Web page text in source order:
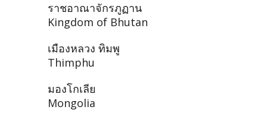
ราชอาณาจักรภูฏาน
Kingdom of Bhutan
เมืองหลวง ทิมพู
Thimphu
มองโกเลีย
Mongolia